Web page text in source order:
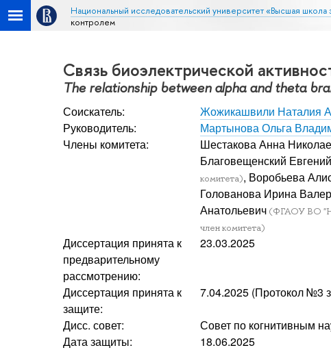
Национальный исследовательский университет «Высшая школа
контролем
Связь биоэлектрической
The relationship between alpha and theta
Соискатель:
Жожикашвили Наталия
Руководитель:
Мартынова Ольга
Члены комитета:
Шестакова Анна
Благовещенский
комитета), Воробьева
Голованова Ирина
Анатольевич (ФГАОУ ВО
член комитета)
Диссертация принята к
предварительному
рассмотрению:
23.03.2025
Диссертация принята к
защите:
7.04.2025 (Протокол №3
Дисс. совет:
Совет по когнитивным
Дата защиты:
18.06.2025